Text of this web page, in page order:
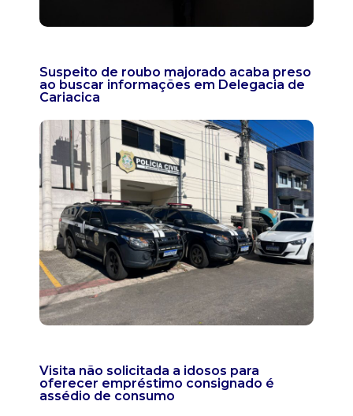
Suspeito de roubo majorado acaba preso
ao buscar informações em Delegacia de
Cariacica
Visita não solicitada a idosos para
oferecer empréstimo consignado é
assédio de consumo